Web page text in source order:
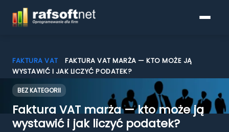
Programy do faktur
Pobierz
FAKTURA VAT
FAKTURA VAT MARŻA — KTO MOŻE JĄ
WYSTAWIĆ I JAK LICZYĆ PODATEK?
BEZ KATEGORII
Faktura VAT marża — kto może ją
wystawić i jak liczyć podatek?